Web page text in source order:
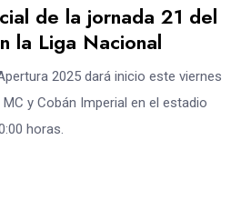
de la jornada 21 del
la Liga Nacional
2025 dará inicio este viernes
y Cobán Imperial en el estadio
horas.